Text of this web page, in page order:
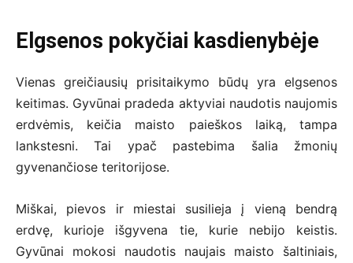
Elgsenos pokyčiai kasdienybėje
Vienas greičiausių prisitaikymo būdų yra elgsenos
keitimas. Gyvūnai pradeda aktyviai naudotis naujomis
erdvėmis, keičia maisto paieškos laiką, tampa
lankstesni. Tai ypač pastebima šalia žmonių
gyvenančiose teritorijose.
Miškai, pievos ir miestai susilieja į vieną bendrą
erdvę, kurioje išgyvena tie, kurie nebijo keistis.
Gyvūnai mokosi naudotis naujais maisto šaltiniais,